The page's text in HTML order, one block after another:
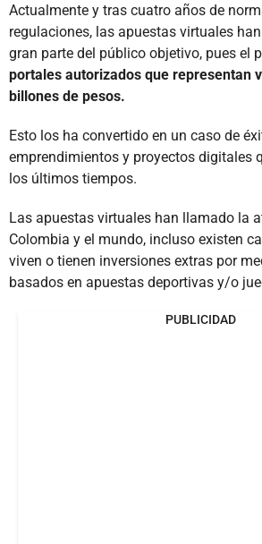
Actualmente y tras cuatro años de
regulaciones, las apuestas virtuales
gran parte del público objetivo, pues el
portales autorizados que representan
billones de pesos.
Esto los ha convertido en un caso de
emprendimientos y proyectos digitales
los últimos tiempos.
Las apuestas virtuales han llamado la
Colombia y el mundo, incluso existen
viven o tienen inversiones extras por
basados en apuestas deportivas y/o
PUBLICIDAD